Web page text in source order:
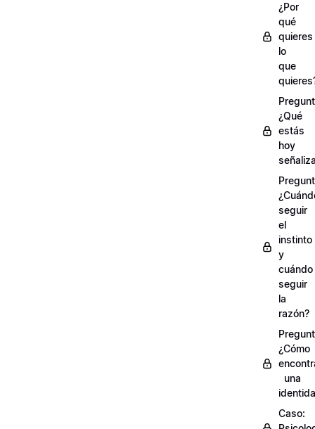
¿Por
qué
quieres
lo
que
¿Qué
estás
hoy
seguir
el
instinto
y
cuándo
seguir
la
razón?
¿Cómo
una
Caso: